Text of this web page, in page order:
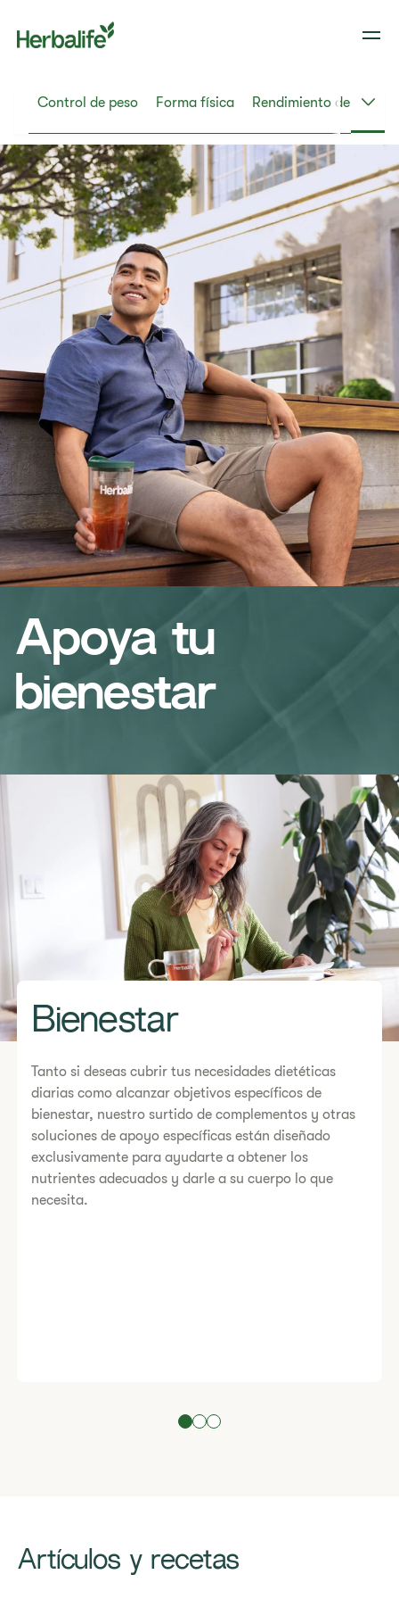
Control de peso Forma física Rendimiento deportivo
Apoya tu
bienestar
Bienestar
Tanto si deseas cubrir tus necesidades dietéticas
diarias como alcanzar objetivos específicos de
bienestar, nuestro surtido de complementos y otras
soluciones de apoyo específicas están diseñado
exclusivamente para ayudarte a obtener los
nutrientes adecuados y darle a su cuerpo lo que
necesita.
Artículos y recetas